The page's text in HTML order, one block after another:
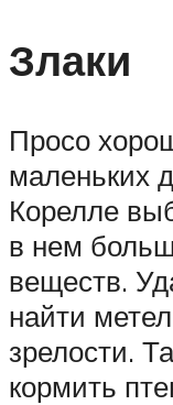
Злаки
Просо
маленьких
Корелле
в нем
веществ.
найти
зрелости.
кормить